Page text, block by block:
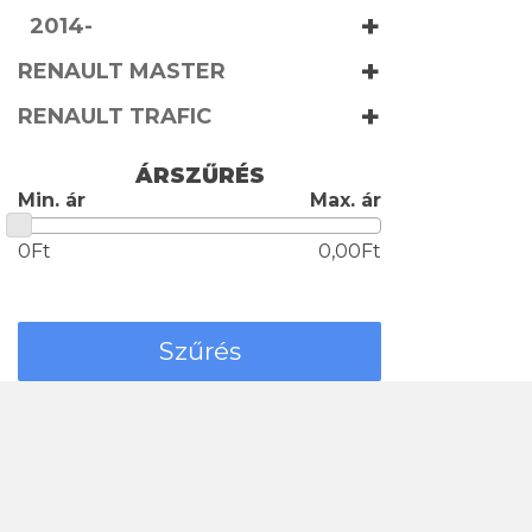
2014- +
RENAULT MASTER +
RENAULT TRAFIC +
ÁRSZŰRÉS
Min. ár Max. ár
0Ft 0,00Ft